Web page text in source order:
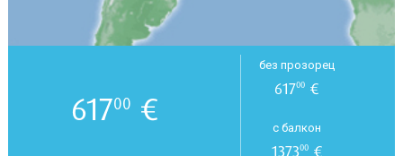
61700 €
без прозорец
61700 €
с балкон
137300€